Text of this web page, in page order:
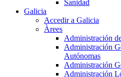
Sanidad
Galicia
Accedir a Galicia
Àrees
Administración
Administración
Autónomas
Administración
Administración